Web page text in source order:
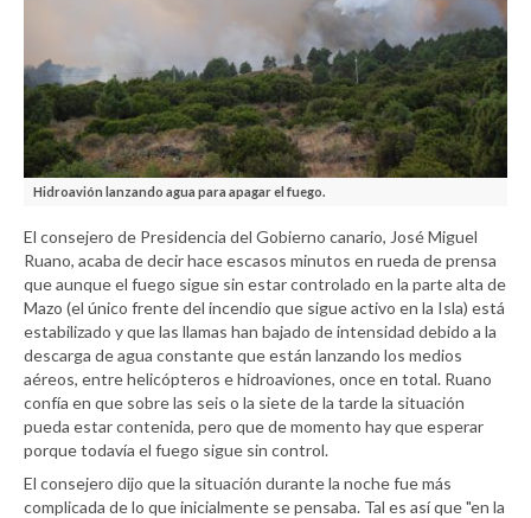
Hidroavión lanzando agua para apagar el fuego.
El consejero de Presidencia del Gobierno canario, José Miguel
Ruano, acaba de decir hace escasos minutos en rueda de prensa
que aunque el fuego sigue sin estar controlado en la parte alta de
Mazo (el único frente del incendio que sigue activo en la Isla) está
estabilizado y que las llamas han bajado de intensidad debido a la
descarga de agua constante que están lanzando los medios
aéreos, entre helicópteros e hidroaviones, once en total. Ruano
confía en que sobre las seis o la siete de la tarde la situación
pueda estar contenida, pero que de momento hay que esperar
porque todavía el fuego sigue sin control.
El consejero dijo que la situación durante la noche fue más
complicada de lo que inicialmente se pensaba. Tal es así que "en la